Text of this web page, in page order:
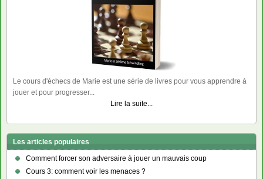
Le cours d'échecs de Marie est une série de livres pour vous apprendre à
jouer et pour progresser...
Lire la suite...
Les articles populaires
Comment forcer son adversaire à jouer un mauvais coup
Cours 3: comment voir les menaces ?